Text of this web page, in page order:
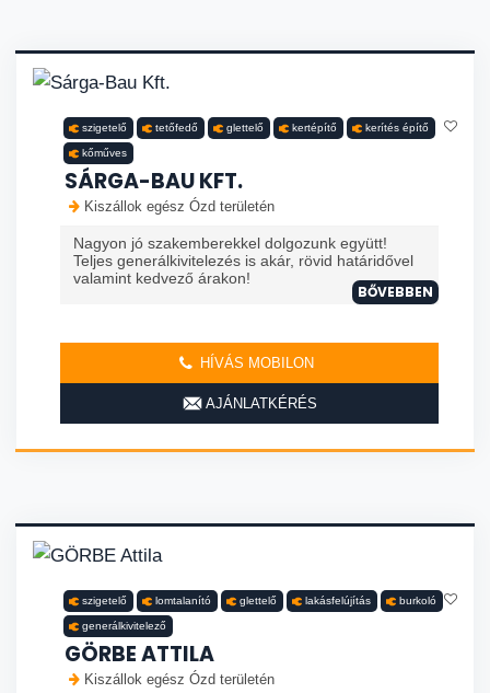
szigetelő tetőfedő glettelő kertépítő kerítés építő
kőműves
SÁRGA-BAU KFT.
Kiszállok egész Ózd területén
Nagyon jó szakemberekkel dolgozunk együtt!
Teljes generálkivitelezés is akár, rövid határidővel
valamint kedvező árakon!
BŐVEBBEN
HÍVÁS MOBILON
AJÁNLATKÉRÉS
szigetelő lomtalanító glettelő lakásfelújítás burkoló
generálkivitelező
GÖRBE ATTILA
Kiszállok egész Ózd területén